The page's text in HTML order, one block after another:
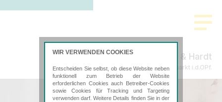
Böhm & Hardt
Steuerberatung in Neumarkt i.d.OPf.
WIR VERWENDEN COOKIES
Entscheiden Sie selbst, ob diese Website neben
funktionell zum Betrieb der Website
erforderlichen Cookies auch Betreiber-Cookies
sowie Cookies für Tracking und Targeting
verwenden darf. Weitere Details finden Sie in der